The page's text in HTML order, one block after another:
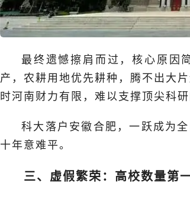
最终遗憾擦肩而过，核心原因
产，农耕用地优先耕种，腾不出大
时河南财力有限，难以支撑顶尖科
科大落户安徽合肥，一跃成为
十年意难平。
三、虚假繁荣：高校数量第